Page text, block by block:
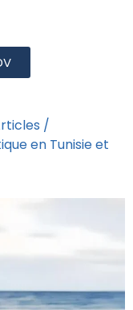
/
en Tunisie et